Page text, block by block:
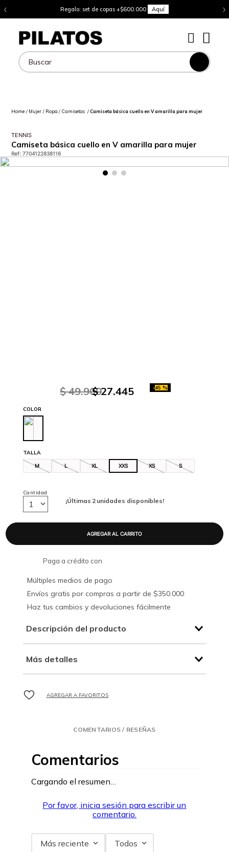
‹ Regalo: set de copas +$600.000 Aquí ›
Buscar
Mujer Ropa Camisetas Camiseta básica cuello en V amarilla para mujer
TENNIS
Camiseta básica cuello en V amarilla para mujer
Ref:7704122838116
$ 49.900
$ 27.445 -45 %
TALLA
M L XL XXS XS S
COLOR
¡Últimas 2 unidades disponibles!
Cantidad
1
Paga a crédito con
Múltiples medios de pago
Envíos gratis por compras a partir de $350.000
Haz tus cambios y devoluciones fácilmente
Descripción del producto
Más detalles
COMENTARIOS / RESEÑAS
Comentarios
Cargando el resumen…
Por favor, inicia sesión para escribir un
comentario.
Más reciente Todos